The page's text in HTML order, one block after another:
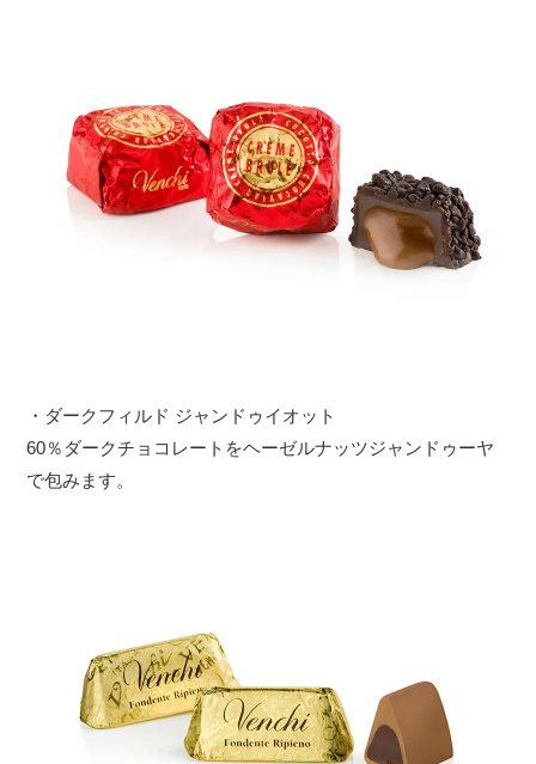
・ダークフィルド ジャンドゥイオット
60％ダークチョコレートをヘーゼルナッツジャンドゥーヤ
で包みます。